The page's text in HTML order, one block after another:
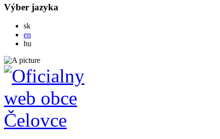
Výber jazyka
skSlovensky
en
hu